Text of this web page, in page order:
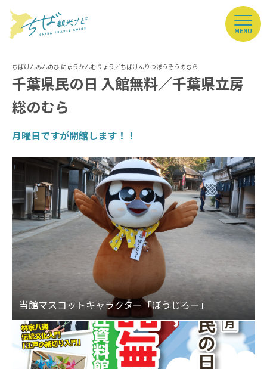
MENU
千葉県民の日 入館無料／千葉県立房
総のむら
月曜日ですが開館します！！